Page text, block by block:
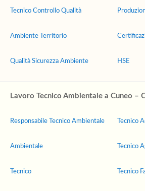
Tecnico Controllo Qualità
Ambiente Territorio
Qualità Sicurezza Ambiente HSE
Lavoro Tecnico Ambientale a Cuneo –
Responsabile Tecnico Ambientale
Ambientale
Tecnico
Tecnico
Tecnico
Tecnico